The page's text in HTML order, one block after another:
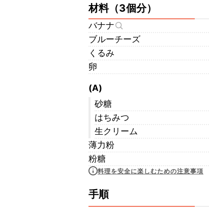
材料（3個分）
バナナ
ブルーチーズ
くるみ
卵
(A)
砂糖
はちみつ
生クリーム
薄力粉
粉糖
料理を安全に楽しむための注意事項
手順